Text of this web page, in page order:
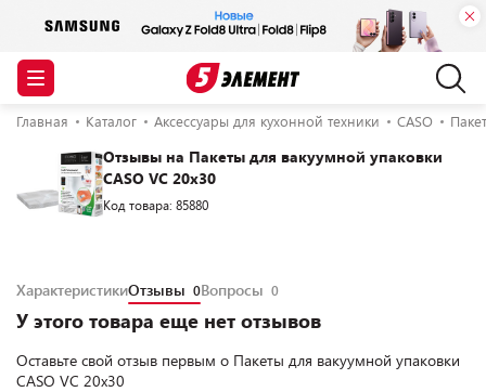
Главная Каталог Аксессуары для кухонной техники CASO
Отзывы на Пакеты для вакуумной упаковки
CASO VC 20х30
Код товара: 85880
ХарактеристикиОтзывы 0Вопросы 0
У этого товара еще нет отзывов
Оставьте свой отзыв первым о Пакеты для вакуумной упаковки
CASO VC 20х30